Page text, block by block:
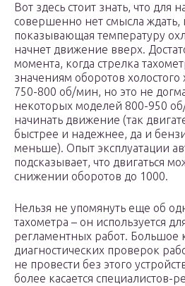
Вот здесь стоит знать, что для
совершенно нет смысла ждать,
показывающая температуру
начнет движение вверх.
момента, когда стрелка
значениям оборотов холостого
750-800 об/мин, но это не
некоторых моделей 800-950
начинать движение (так
быстрее и надежнее, да и
меньше). Опыт эксплуатации
подсказывает, что двигаться
снижении оборотов до 1000.
Нельзя не упомянуть еще об
тахометра – он используется
регламентных работ. Большое
диагностических проверок
не провести без этого
более касается специалистов-